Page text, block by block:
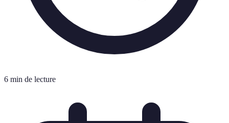
6 min de lecture